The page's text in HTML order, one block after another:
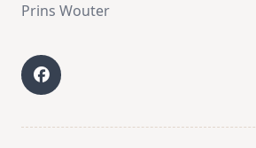
Prins Wouter